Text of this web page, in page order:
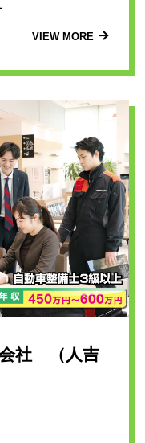
VIEW MORE
会社 （人吉